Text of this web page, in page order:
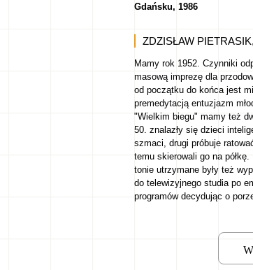
Gdańsku, 1986
ZDZISŁAW
Mamy rok 1952. Czynniki
masową imprezę dla
od początku do końca jest
premedytacją entuzjazm
"Wielkim biegu" mamy też
50. znalazły się dzieci
szmaci, drugi próbuje
temu skierowali go na
tonie utrzymane były też
do telewizyjnego studia po
programów decydując o